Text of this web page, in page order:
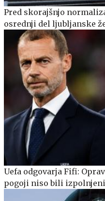
Pred skorajšnjo
osrednji del ljubljanske
Uefa odgovarja Fifi:
pogoji niso bili izpolnjeni